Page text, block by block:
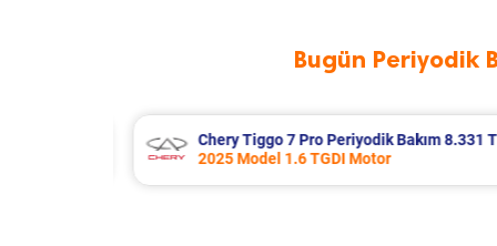
Bugün Periyodik
Bmw 3 Serisi Periyodik Bakım 9.826
2012 Model 328i Motor